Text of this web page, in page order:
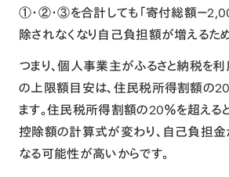
①・②・③を合計しても「寄付総額－
除されなくなり自己負担額が増えるた
つまり、個人事業主がふるさと納税を
の上限額目安は、住民税所得割額の20
ます。住民税所得割額の20％を超える
控除額の計算式が変わり、自己負担
なる可能性が高いからです。